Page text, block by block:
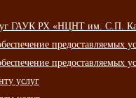
ГАУК РХ «НЦНТ им. С.П.
услуг